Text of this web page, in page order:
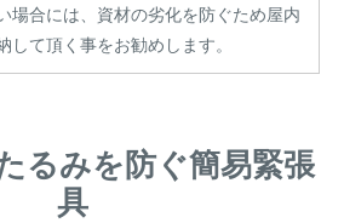
場合には、資材の劣化を防ぐため屋内
して頂く事をお勧めします。
るみを防ぐ簡易緊張
具